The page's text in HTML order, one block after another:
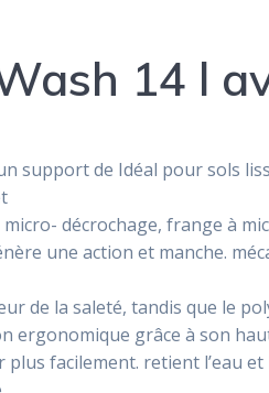
14 l
support de Idéal pour sols
micro- décrochage, frange à
une action et manche.
de la saleté, tandis que le
ergonomique grâce à son
facilement. retient l’eau et